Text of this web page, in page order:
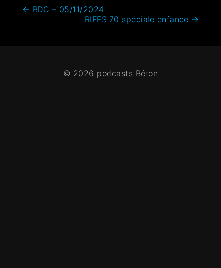
← BDC – 05/11/2024
RIFFS 70 spéciale enfance →
© 2026 podcasts Béton